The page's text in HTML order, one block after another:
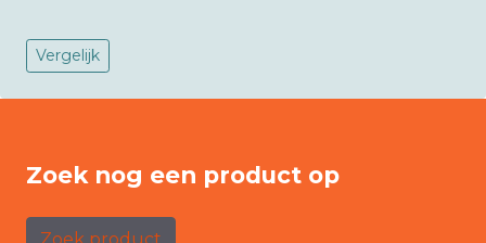
Vergelijk
Zoek nog een product op
Zoek product